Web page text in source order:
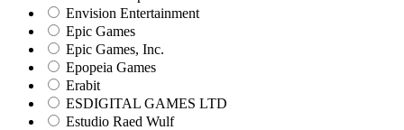
Envision Entertainment
Epic Games
Epic Games, Inc.
Epopeia Games
Erabit
ESDIGITAL GAMES LTD
Estudio Raed Wulf